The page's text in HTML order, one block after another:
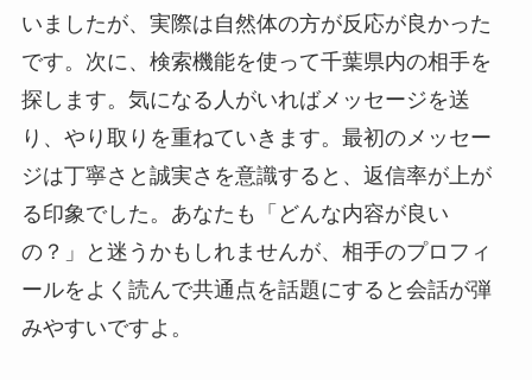
いましたが、実際は自然体の方が反応が良かった
です。次に、検索機能を使って千葉県内の相手を
探します。気になる人がいればメッセージを送
り、やり取りを重ねていきます。最初のメッセー
ジは丁寧さと誠実さを意識すると、返信率が上が
る印象でした。あなたも「どんな内容が良い
の？」と迷うかもしれませんが、相手のプロフィ
ールをよく読んで共通点を話題にすると会話が弾
みやすいですよ。